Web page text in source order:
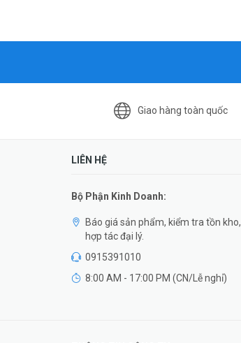
Giao hàng toàn quốc
LIÊN HỆ
Bộ Phận Kinh Doanh:
Báo giá sản phẩm, kiểm tra tồn kho,
hợp tác đại lý.
0915391010
8:00 AM - 17:00 PM (CN/Lễ nghỉ)